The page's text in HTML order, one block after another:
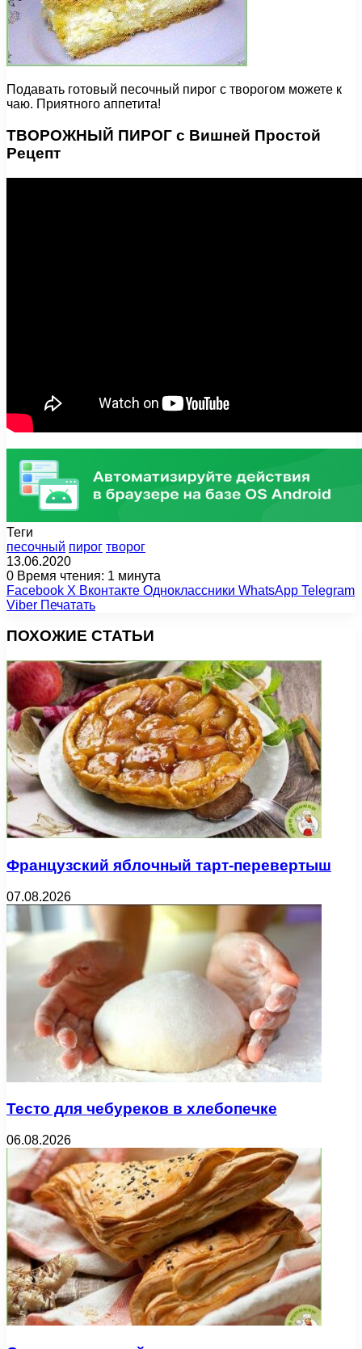
Подавать готовый песочный пирог с творогом можете к
чаю. Приятного аппетита!
ТВОРОЖНЫЙ ПИРОГ с Вишней Простой
Рецепт
Теги
песочный пирог творог
13.06.2020
0 Время чтения: 1 минута
Facebook X Вконтакте Одноклассники WhatsApp Telegram
Viber Печатать
ПОХОЖИЕ СТАТЬИ
Французский яблочный тарт-перевертыш
07.08.2026
Тесто для чебуреков в хлебопечке
06.08.2026